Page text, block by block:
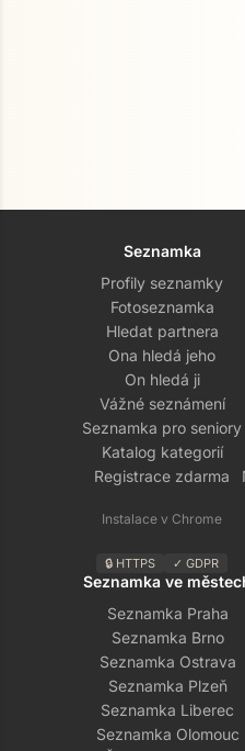
Seznamka
Profily seznamky
Fotoseznamka
Hledat partnera
Ona hledá jeho
On hledá ji
Vážné seznámení
Seznamka pro seniory
Katalog kategorií
Registrace zdarma
Instalace v Chrome
🔒 HTTPS ✓ GDPR
Seznamka ve
Seznamka Praha
Seznamka Brno
Seznamka Ostrava
Seznamka Plzeň
Seznamka Liberec
Seznamka Olomouc